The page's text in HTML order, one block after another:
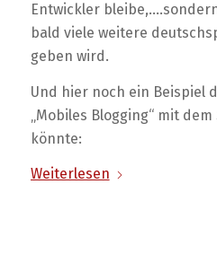
Entwickler
bald viele weitere
geben wird.
Und hier noch ein Beispiel
„Mobiles Blogging“ mit
könnte:
Weiterlesen